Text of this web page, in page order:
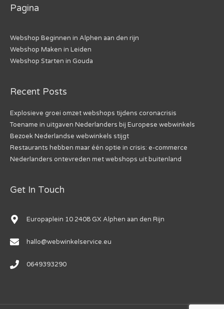
Pagina
Webshop Beginnen in Alphen aan den rijn
Webshop Maken in Leiden
Webshop Starten in Gouda
Recent Posts
Explosieve groei omzet webshops tijdens coronacrisis
Toename in uitgaven Nederlanders bij Europese webwinkels
Bezoek Nederlandse webwinkels stijgt
Restaurants hebben maar één optie in crisis: e-commerce
Nederlanders ontevreden met webshops uit buitenland
Get In Touch
Europaplein 10 2408 GX Alphen aan den Rijn
hallo@webwinkelservice.eu
0649393290